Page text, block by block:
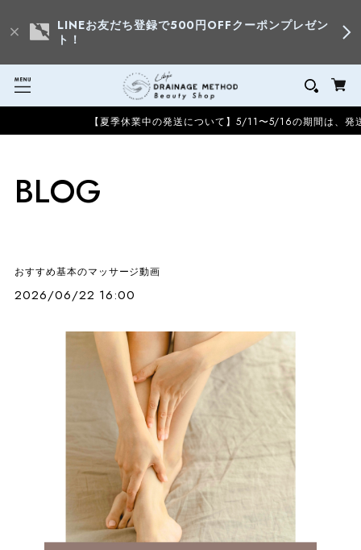
LINEお友だち登録で500円OFFクーポンプレゼン
ト！
【夏季休業中の発送について】5/11〜5/16の期間は、発送
BLOG
おすすめ基本のマッサージ動画
2026/06/22 16:00